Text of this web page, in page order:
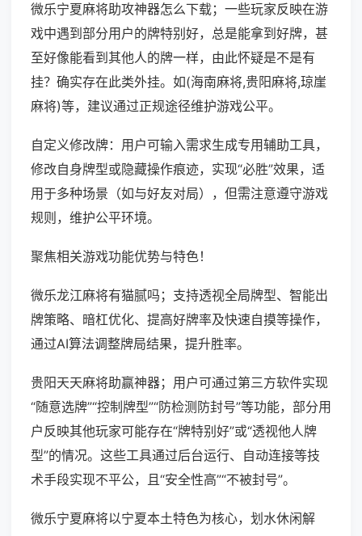
微乐宁夏麻将助攻神器怎么下载；一些玩家反映在游
戏中遇到部分用户的牌特别好，总是能拿到好牌，甚
至好像能看到其他人的牌一样，由此怀疑是不是有
挂？确实存在此类外挂。如(海南麻将,贵阳麻将,琼崖
麻将)等，建议通过正规途径维护游戏公平。
自定义修改牌：用户可输入需求生成专用辅助工具，
修改自身牌型或隐藏操作痕迹，实现“必胜”效果，适
用于多种场景（如与好友对局），但需注意遵守游戏
规则，维护公平环境。
聚焦相关游戏功能优势与特色！
微乐龙江麻将有猫腻吗；支持透视全局牌型、智能出
牌策略、暗杠优化、提高好牌率及快速自摸等操作，
通过AI算法调整牌局结果，提升胜率。
贵阳天天麻将助赢神器；用户可通过第三方软件实现
“随意选牌”“控制牌型”“防检测防封号”等功能，部分用
户反映其他玩家可能存在“牌特别好”或“透视他人牌
型”的情况。这些工具通过后台运行、自动连接等技
术手段实现不平公，且“安全性高”“不被封号”。
微乐宁夏麻将以宁夏本土特色为核心，划水休闲解